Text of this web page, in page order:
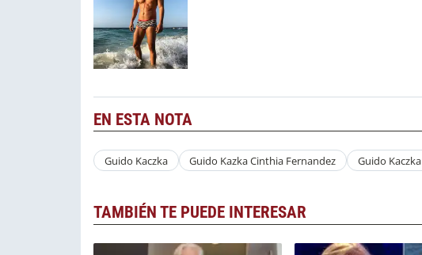
EN ESTA NOTA
Guido Kaczka Guido Kazka Cinthia Fernandez Guido
TAMBIÉN TE PUEDE INTERESAR